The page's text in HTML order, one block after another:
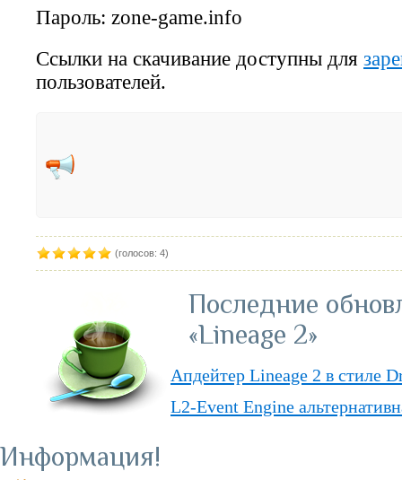
Пароль: zone-game.info
Ссылки на скачивание доступны для
пользователей.
(голосов: 4)
Последние
«Lineage 2»
Апдейтер Lineage 2 в стиле
L2-Event Engine
Информация